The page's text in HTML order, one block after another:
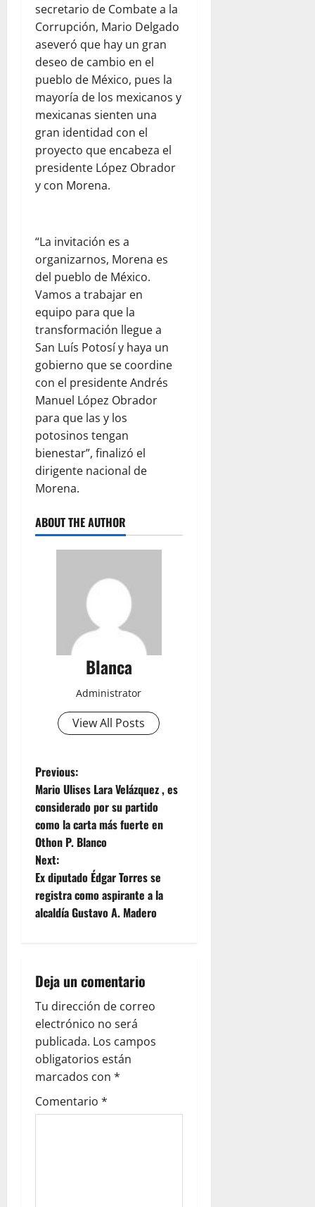
secretario de Combate a la
Corrupción, Mario Delgado
aseveró que hay un gran
deseo de cambio en el
pueblo de México, pues la
mayoría de los mexicanos y
mexicanas sienten una
gran identidad con el
proyecto que encabeza el
presidente López Obrador
y con Morena.
“La invitación es a
organizarnos, Morena es
del pueblo de México.
Vamos a trabajar en
equipo para que la
transformación llegue a
San Luís Potosí y haya un
gobierno que se coordine
con el presidente Andrés
Manuel López Obrador
para que las y los
potosinos tengan
bienestar”, finalizó el
dirigente nacional de
Morena.
ABOUT THE AUTHOR
Blanca
Administrator
View All Posts
P
o
s
t
n
a
i
g
a
t
i
Previous:
Mario Ulises Lara Velázquez , es
considerado por su partido
como la carta más fuerte en
Othon P. Blanco
Next:
Ex diputado Édgar Torres se
registra como aspirante a la
alcaldía Gustavo A. Madero
Deja un comentario
Tu dirección de correo
electrónico no será
publicada. Los campos
obligatorios están
marcados con *
Comentario *